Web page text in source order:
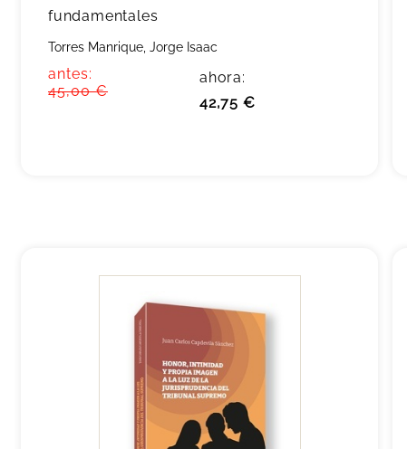
fundamentales
Torres Manrique, Jorge Isaac
antes:
45,00 €
ahora:
42,75 €